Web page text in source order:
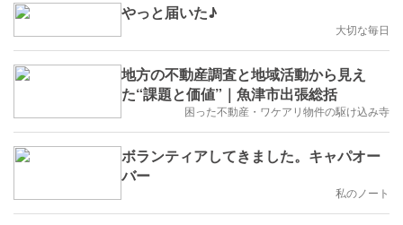
やっと届いた♪
大切な毎日
地方の不動産調査と地域活動から見え
た“課題と価値”｜魚津市出張総括
困った不動産・ワケアリ物件の駆け込み寺
ボランティアしてきました。キャパオー
バー
私のノート